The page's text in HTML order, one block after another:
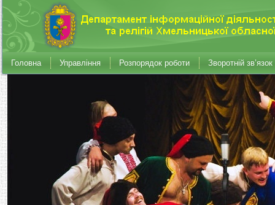
Головна Управління Розпорядок роботи Зворотній зв’язок